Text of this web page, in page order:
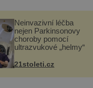
Neinvazivní léčba
nejen Parkinsonovy
choroby pomocí
ultrazvukové „helmy“
21stoleti.cz